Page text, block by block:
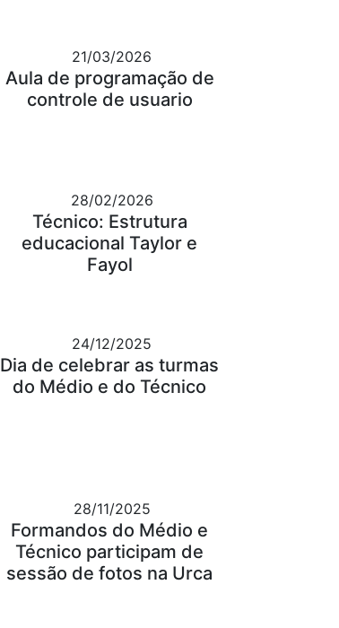
21/03/2026
Aula de programação de
controle de usuario
28/02/2026
Técnico: Estrutura
educacional Taylor e
Fayol
24/12/2025
Dia de celebrar as turmas
do Médio e do Técnico
28/11/2025
Formandos do Médio e
Técnico participam de
sessão de fotos na Urca